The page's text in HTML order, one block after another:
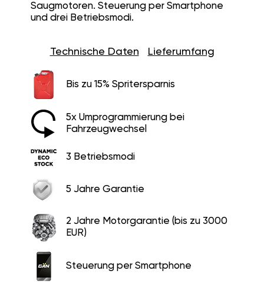
Saugmotoren. Steuerung per Smartphone
und drei Betriebsmodi.
Technische Daten Lieferumfang
Bis zu 15% Spritersparnis
5x Umprogrammierung bei
Fahrzeugwechsel
3 Betriebsmodi
5 Jahre Garantie
2 Jahre Motorgarantie (bis zu 3000
EUR)
Steuerung per Smartphone